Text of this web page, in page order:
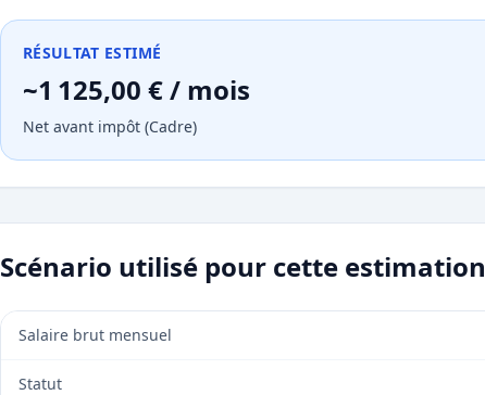
RÉSULTAT ESTIMÉ
~1 125,00 € / mois
Net avant impôt (Cadre)
Scénario utilisé pour cette estimation
Salaire brut mensuel
Statut